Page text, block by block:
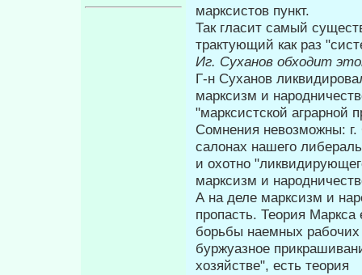
марксистов пункт.
Так гласит самый
трактующий как раз
Иг. Суханов обходит
Г-н Суханов
мар­ксизм и
"марксист­ской аграрной
Сомнения невозможны:
салонах на­шего
и охотно
марксизм и
А на деле марксизм и
про­пасть. Теория Маркса
борьбы наемных рабочих
буржуазное
хозяйстве", есть теория